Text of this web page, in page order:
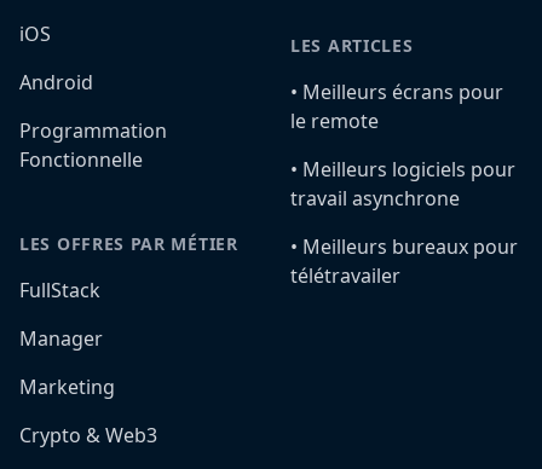
iOS
Android
Programmation
Fonctionnelle
LES OFFRES PAR MÉTIER
FullStack
Manager
Marketing
Crypto & Web3
LES ARTICLES
•️ Meilleurs écrans pour
le remote
•️ Meilleurs logiciels pour
travail asynchrone
•️ Meilleurs bureaux pour
télétravailer